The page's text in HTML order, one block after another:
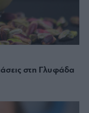
στη Γλυφάδα